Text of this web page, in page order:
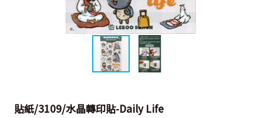
貼紙/3109/水晶轉印貼-Daily Life